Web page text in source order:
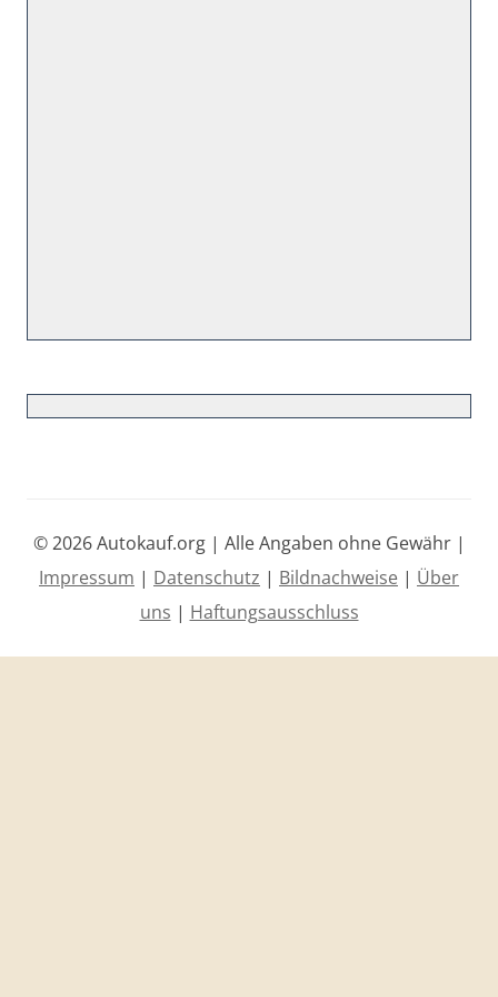
© 2026 Autokauf.org | Alle Angaben ohne Gewähr |
Impressum | Datenschutz | Bildnachweise | Über
uns | Haftungsausschluss